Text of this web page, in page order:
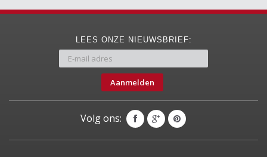
LEES ONZE NIEUWSBRIEF:
Aanmelden
Volg ons: